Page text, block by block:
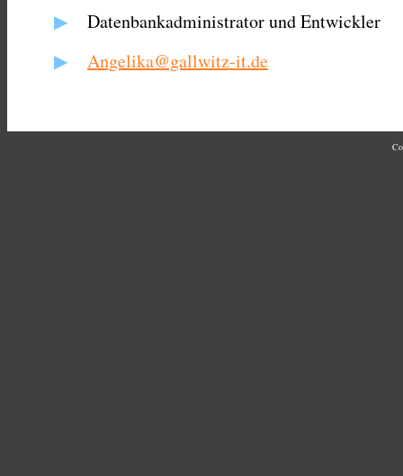
▶
Datenbankadministrator und Entwickler
▶
Angelika@gallwitz-it.de